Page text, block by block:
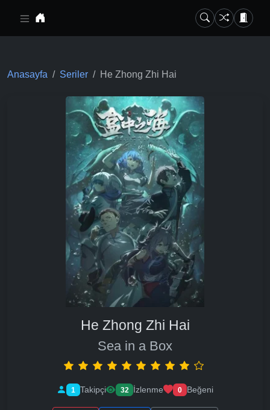
Anasayfa Seriler He Zhong Zhi Hai
He Zhong Zhi Hai
Sea in a Box
1 Takipçi 32 İzlenme 0 Beğeni